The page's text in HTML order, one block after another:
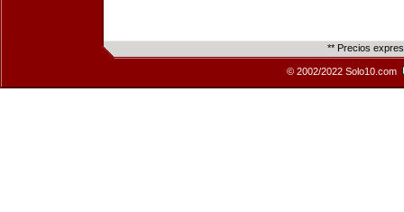
** Precios
© 2002/2022 Solo10.com